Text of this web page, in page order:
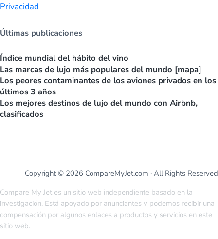
Privacidad
Últimas publicaciones
Índice mundial del hábito del vino
Las marcas de lujo más populares del mundo [mapa]
Los peores contaminantes de los aviones privados en los
últimos 3 años
Los mejores destinos de lujo del mundo con Airbnb,
clasificados
Copyright © 2026 CompareMyJet.com · All Rights Reserved
Compare My Jet es un sitio web independiente basado en la
investigación. Está apoyado por anunciantes y podemos recibir una
compensación por algunos enlaces a productos y servicios en este
sitio web.